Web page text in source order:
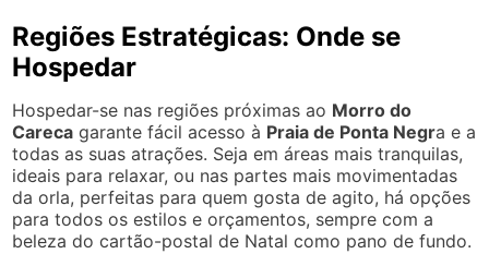
Regiões Estratégicas: Onde se
Hospedar
Hospedar-se nas regiões próximas ao Morro do
Careca garante fácil acesso à Praia de Ponta Negra e a
todas as suas atrações. Seja em áreas mais tranquilas,
ideais para relaxar, ou nas partes mais movimentadas
da orla, perfeitas para quem gosta de agito, há opções
para todos os estilos e orçamentos, sempre com a
beleza do cartão-postal de Natal como pano de fundo.